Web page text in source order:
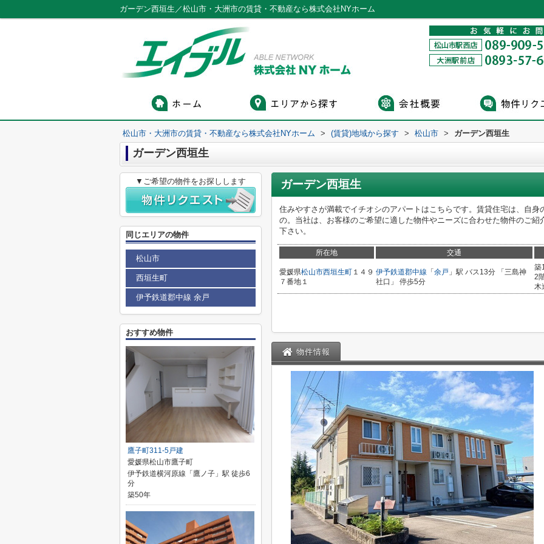
ガーデン西垣生／松山市・大洲市の賃貸・不動産なら株式会社NYホーム
松山市・大洲市の賃貸・不動産なら株式会社NYホーム > (賃貸)地域から探す > 松山市 > ガーデン西垣生
ガーデン西垣生
ガーデン西垣生
住みやすさが満載でイチオシのアパートはこちらです。賃貸住宅は、自
の。当社は、お客様のご希望に適した物件やニーズに合わせた物件のご
下さい。
所在地 交通
愛媛県松山市西垣生町 １４９
７番地１
伊予鉄道郡中線 「 余戸 」駅 バス13分 「三島神
社口」 停歩5分
築
2
木
物件情報
▼ご希望の物件をお探しします
同じエリアの物件
松山市
西垣生町
伊予鉄道郡中線 余戸
おすすめ物件
鷹子町311-5戸建
愛媛県松山市鷹子町
伊予鉄道横河原線「鷹ノ子」駅 徒歩6
分
築50年